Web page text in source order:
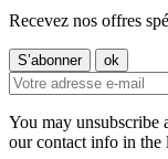
Recevez nos offres
You may unsubscribe
our contact info in the